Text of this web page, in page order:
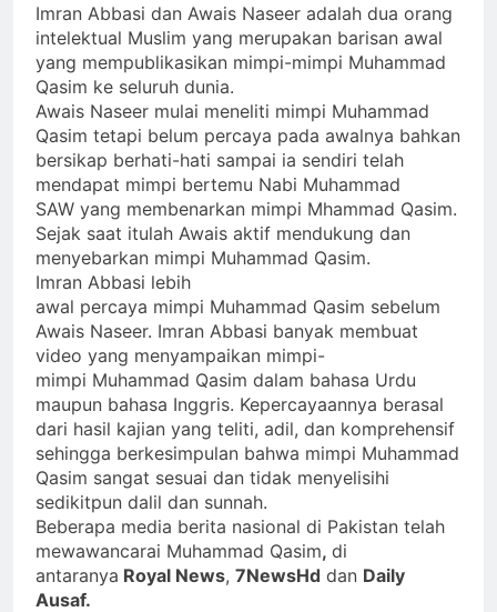
Imran Abbasi dan Awais Naseer adalah dua orang
intelektual Muslim yang merupakan barisan awal
yang mempublikasikan mimpi-mimpi Muhammad
Qasim ke seluruh dunia.
Awais Naseer mulai meneliti mimpi Muhammad
Qasim tetapi belum percaya pada awalnya bahkan
bersikap berhati-hati sampai ia sendiri telah
mendapat mimpi bertemu Nabi Muhammad
SAW yang membenarkan mimpi Mhammad Qasim.
Sejak saat itulah Awais aktif mendukung dan
menyebarkan mimpi Muhammad Qasim.
Imran Abbasi lebih
awal percaya mimpi Muhammad Qasim sebelum
Awais Naseer. Imran Abbasi banyak membuat
video yang menyampaikan mimpi-
mimpi Muhammad Qasim dalam bahasa Urdu
maupun bahasa Inggris. Kepercayaannya berasal
dari hasil kajian yang teliti, adil, dan komprehensif
sehingga berkesimpulan bahwa mimpi Muhammad
Qasim sangat sesuai dan tidak menyelisihi
sedikitpun dalil dan sunnah.
Beberapa media berita nasional di Pakistan telah
mewawancarai Muhammad Qasim, di
antaranya Royal News, 7NewsHd dan Daily
Ausaf.